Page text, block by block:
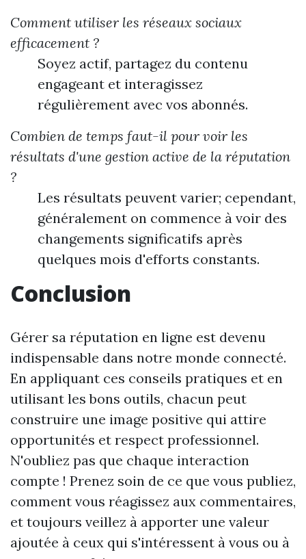
Comment utiliser les réseaux sociaux
efficacement ?
Soyez actif, partagez du contenu
engageant et interagissez
régulièrement avec vos abonnés.
Combien de temps faut-il pour voir les
résultats d'une gestion active de la réputation
?
Les résultats peuvent varier; cependant,
généralement on commence à voir des
changements significatifs après
quelques mois d'efforts constants.
Conclusion
Gérer sa réputation en ligne est devenu
indispensable dans notre monde connecté.
En appliquant ces conseils pratiques et en
utilisant les bons outils, chacun peut
construire une image positive qui attire
opportunités et respect professionnel.
N'oubliez pas que chaque interaction
compte ! Prenez soin de ce que vous publiez,
comment vous réagissez aux commentaires,
et toujours veillez à apporter une valeur
ajoutée à ceux qui s'intéressent à vous ou à